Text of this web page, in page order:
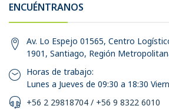
ENCUÉNTRANOS
Av. Lo Espejo 01565, Centro
1901, Santiago, Región
Horas de trabajo:
Lunes a Jueves de 09:30 a 18:30
+56 2 29818704 / +56 9 8322 6010